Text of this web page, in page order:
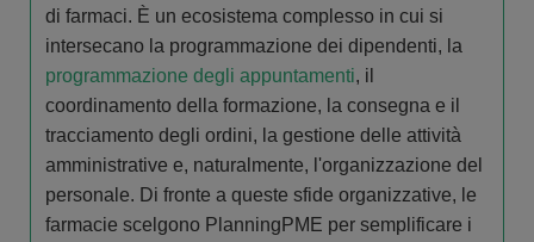
di farmaci. È un ecosistema complesso in cui si
intersecano la programmazione dei dipendenti, la
programmazione degli appuntamenti, il
coordinamento della formazione, la consegna e il
tracciamento degli ordini, la gestione delle attività
amministrative e, naturalmente, l'organizzazione del
personale. Di fronte a queste sfide organizzative, le
farmacie scelgono PlanningPME per semplificare i